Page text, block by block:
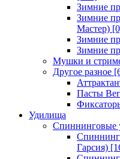
Зимние
Зимние
Мастер)
Зимние
Зимние
Мушки и
Другое разное
Пасты
Удилища
Спиннинговые
Гарсия)